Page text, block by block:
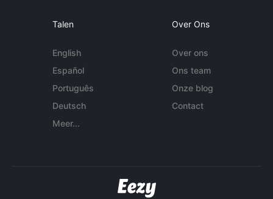
Talen
English
Español
Português
Deutsch
Meer...
Over Ons
Over ons
Ons team
Onze blog
Contact